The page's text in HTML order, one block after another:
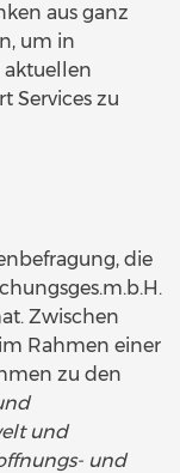
aus ganz
um in
aktuellen
Services zu
die
Zwischen
Rahmen einer
zu den
und
und